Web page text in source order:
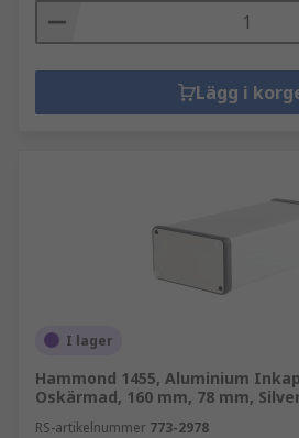
Lägg i
I lager
Hammond 1455, Aluminium
Oskärmad, 160 mm, 78 mm,
RS-artikelnummer 773-2978